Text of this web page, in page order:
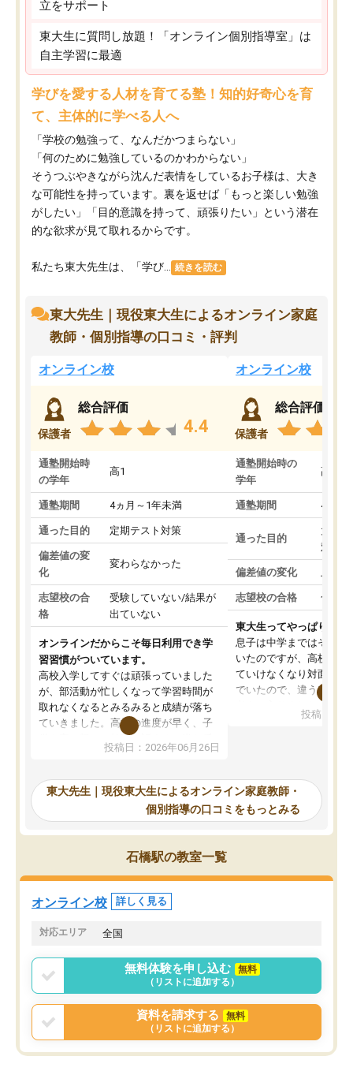
立をサポート
東大生に質問し放題！「オンライン個別指導室」は
自主学習に最適
学びを愛する人材を育てる塾！知的好奇心を育
て、主体的に学べる人へ
「学校の勉強って、なんだかつまらない」
「何のために勉強しているのかわからない」
そうつぶやきながら沈んだ表情をしているお子様は、大き
な可能性を持っています。裏を返せば「もっと楽しい勉強
がしたい」「目的意識を持って、頑張りたい」という潜在
的な欲求が見て取れるからです。
私たち東大先生は、「学び... 続きを読む
東大先生｜現役東大生によるオンライン家庭
教師・個別指導の口コミ・評判
オンライン校
保護者
総合評価
4.4
通塾開始時
の学年
高1
通塾期間 4ヵ月～1年未満
通った目的 定期テスト対策
偏差値の変
化
変わらなかった
志望校の合
格
受験していない/結果が
出ていない
オンラインだからこそ毎日利用でき学
習習慣がついています。
高校入学してすぐは頑張っていました
が、部活動が忙しくなって学習時間が
取れなくなるとみるみると成績が落ち
ていきました。高校の進度が早く、子
供も家に帰って勉強の話すると嫌な反
応を示します。東大先生にお願いして
れるので、親としても安心です。毎日
使える自習室とかもあり、わからない
ところがあれば先生が回答してくれる
のも重宝しています。
投稿日：2026年06月26日
オンライン校
保護者
総合評価
通塾開始時の
学年
高3
通塾期間 4ヵ月
通った目的
大学
対策
偏差値の変化 上が
志望校の合格 合格
東大生ってやっぱりすご
息子は中学まではそこそ
いたのですが、高校に入
ていけなくなり対面の塾
でいたので、違うアプロ
で、当初は模試でD判定
自習室が毎日使えていつ
るのが心強かったよう
謝です。
投稿日：
東大先生｜現役東大生によるオンライン家庭教師・
個別指導の口コミをもっとみる
石橋駅の教室一覧
オンライン校 詳しく見る
対応エリア 全国
無料体験を申し込む
無料
（リストに追加する）
資料を請求する
無料
（リストに追加する）